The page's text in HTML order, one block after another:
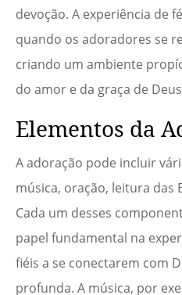
devoção. A experiência de
quando os adoradores se
criando um ambiente
do amor e da graça de
Elementos da
A adoração pode incluir
música, oração, leitura das
Cada um desses
papel fundamental na
fiéis a se conectarem com
profunda. A música, por